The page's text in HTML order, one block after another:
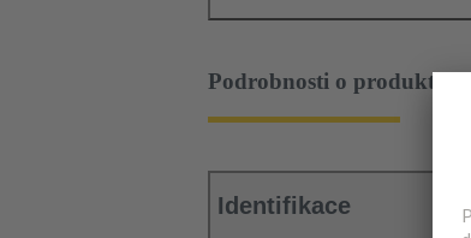
Podrobnosti o produktu
Identifikace